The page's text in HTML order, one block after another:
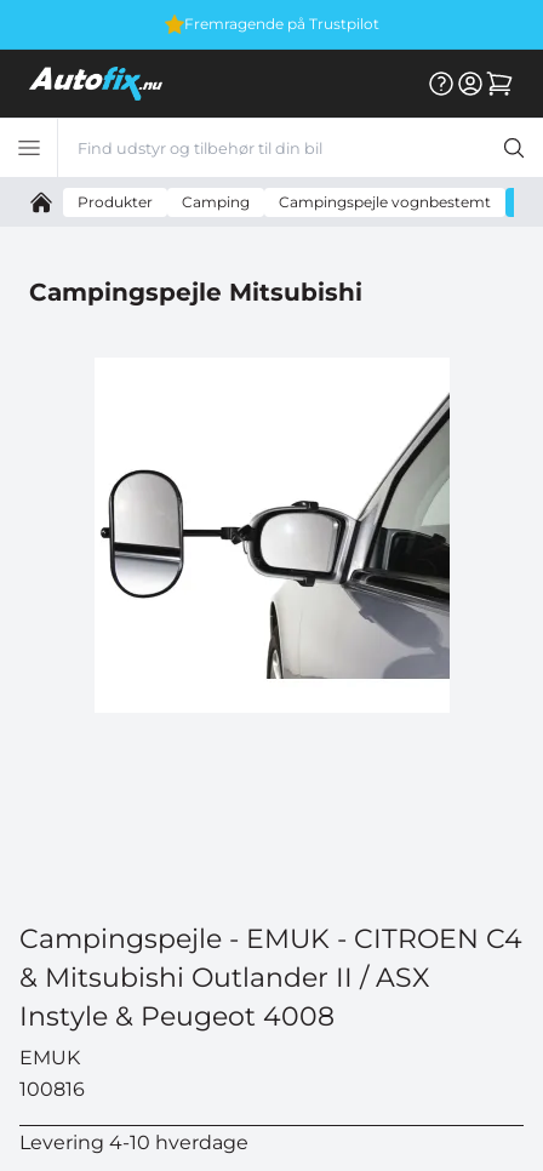
Fremragende på Trustpilot
Produkter Camping Campingspejle vognbestemt
Campingspejle Mitsubishi
Campingspejle - EMUK - CITROEN C4
& Mitsubishi Outlander II / ASX
Instyle & Peugeot 4008
EMUK
100816
Levering 4-10 hverdage